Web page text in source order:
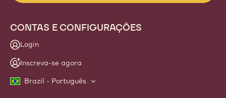
CONTAS E CONFIGURAÇÕES
Login
Inscreva-se agora
Brazil - Português